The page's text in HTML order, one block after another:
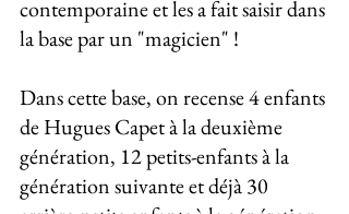
contemporaine et les a fait saisir dans
la base par un "magicien" !
Dans cette base, on recense 4 enfants
de Hugues Capet à la deuxième
génération, 12 petits-enfants à la
génération suivante et déjà 30